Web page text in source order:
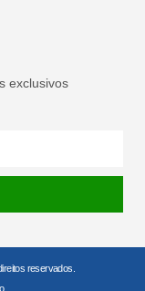
exclusivos
reservados.